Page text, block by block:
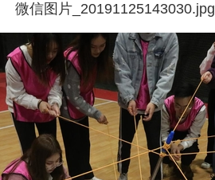
微信图片_20191125143030.jpg